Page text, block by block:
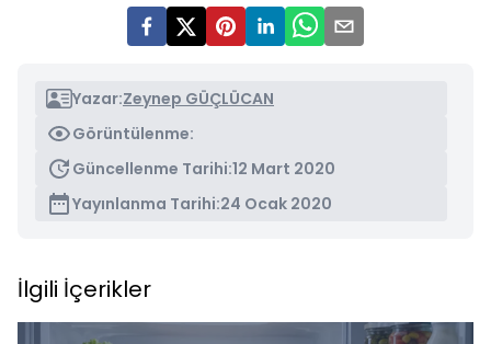
Yazar:Zeynep GÜÇLÜCAN
Görüntülenme:
Güncellenme Tarihi:12 Mart 2020
Yayınlanma Tarihi:24 Ocak 2020
İlgili İçerikler